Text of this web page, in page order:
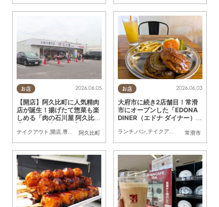
お店
阿久比町
2026.06.05
【開店】阿久比町に人気精肉
店が誕生！揚げたて惣菜も楽
しめる「肉の石川屋 阿久比
店」が6/5(金)オープン
テイクアウト ,開店,専門店 ,まちネタ
お店
常滑市
2026.06.03
大府市に続き2店舗目！常滑
市にオープンした「EDONA
DINER（エドナ ダイナー）」
を実食
ランチ,パン,テイクアウト ドライブ